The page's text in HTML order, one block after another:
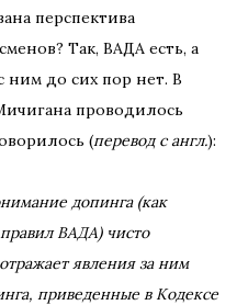
перспектива
Так, ВАДА есть, а
ним до сих пор нет. В
проводилось
(перевод с англ.):
допинга (как
ВАДА) чисто
явления за ним
приведенные в Кодексе